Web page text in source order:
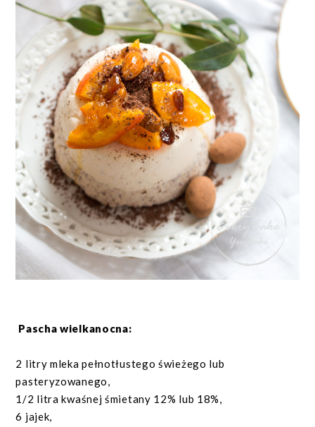
Pascha wielkanocna:
2 litry mleka pełnotłustego świeżego lub
pasteryzowanego,
1/2 litra kwaśnej śmietany 12% lub 18%,
6 jajek,